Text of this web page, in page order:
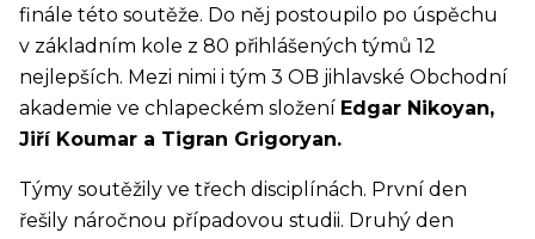
finále této soutěže. Do něj postoupilo po úspěchu
v základním kole z 80 přihlášených týmů 12
nejlepších. Mezi nimi i tým 3 OB jihlavské Obchodní
akademie ve chlapeckém složení Edgar Nikoyan,
Jiří Koumar a Tigran Grigoryan.
Týmy soutěžily ve třech disciplínách. První den
řešily náročnou případovou studii. Druhý den